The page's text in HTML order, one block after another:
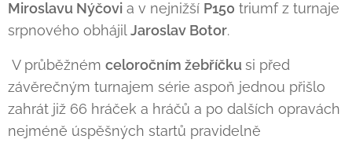
Miroslavu Nýčovi a v nejnižší P150 triumf z turnaje
srpnového obhájilJaroslav Botor.
V průběžném celoročním žebříčku si před
závěrečným turnajem série aspoň jednou přišlo
zahrát již 66 hráček a hráčů a po dalších opravách
nejméně úspěšných startů pravidelně